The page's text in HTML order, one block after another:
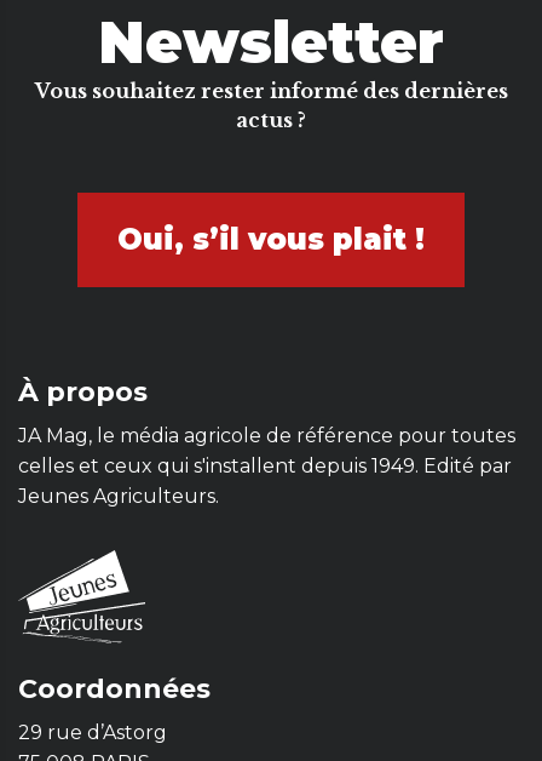
Newsletter
Vous souhaitez rester informé des dernières
actus ?
Oui, s’il vous plait !
À propos
JA Mag, le média agricole de référence pour toutes
celles et ceux qui s'installent depuis 1949. Edité par
Jeunes Agriculteurs.
Coordonnées
29 rue d’Astorg